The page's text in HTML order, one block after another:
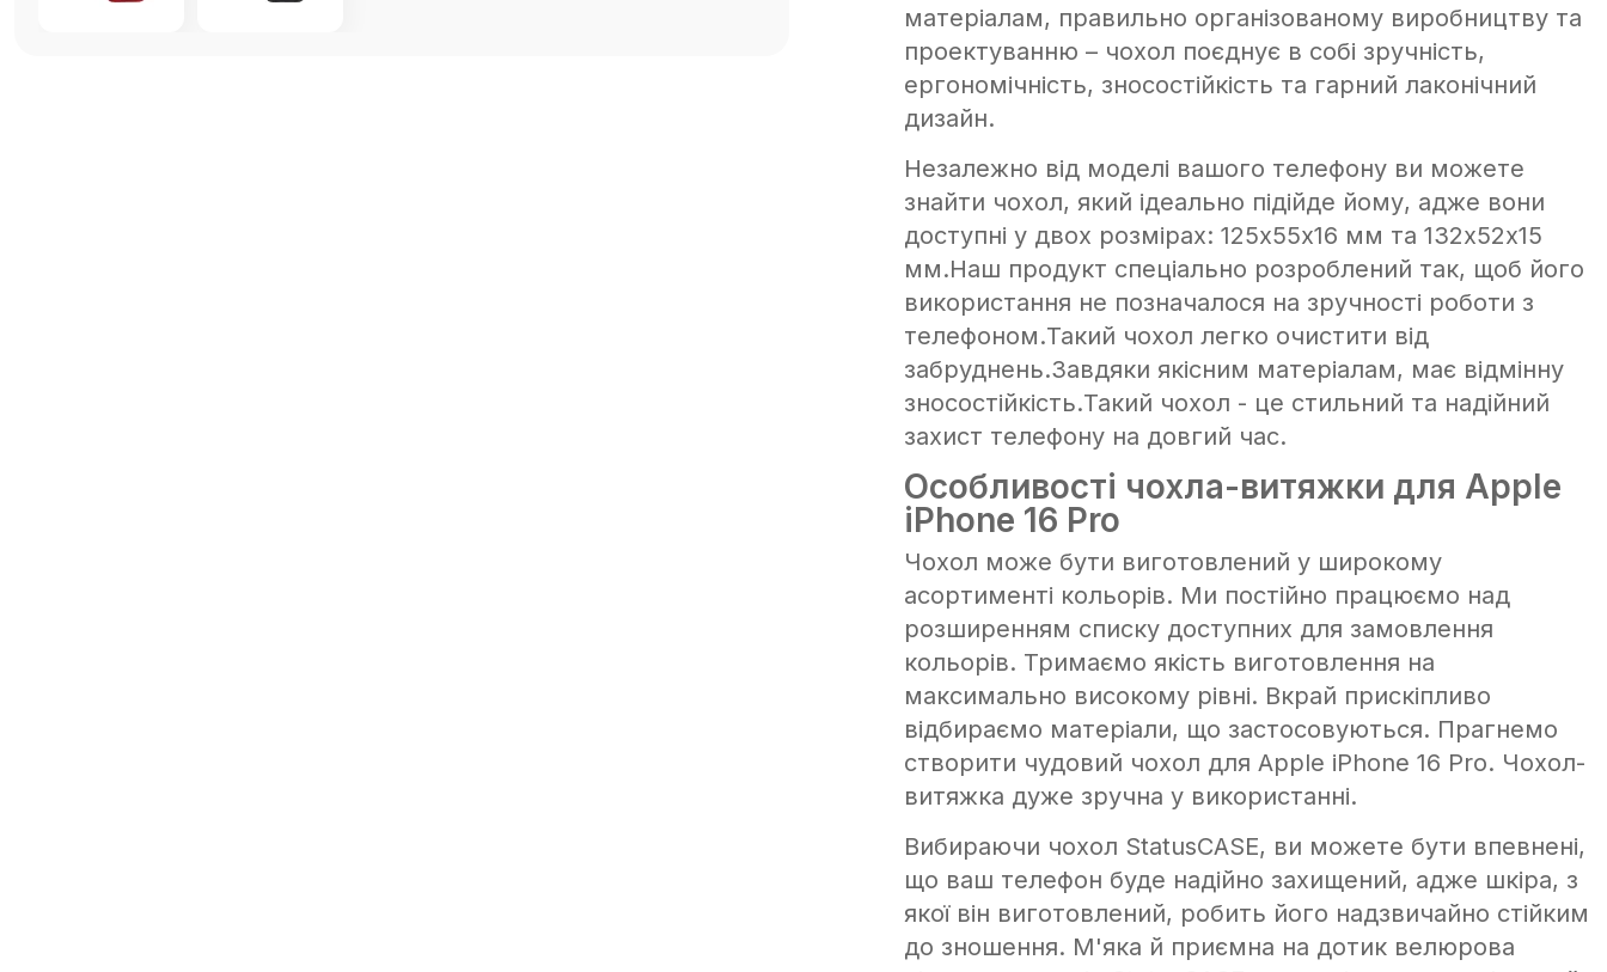
матеріалам, правильно організованому виробництву та
проектуванню – чохол поєднує в собі зручність,
ергономічність, зносостійкість та гарний лаконічний
дизайн.
Незалежно від моделі вашого телефону ви можете
знайти чохол, який ідеально підійде йому, адже вони
доступні у двох розмірах: 125х55х16 мм та 132х52х15
мм.Наш продукт спеціально розроблений так, щоб його
використання не позначалося на зручності роботи з
телефоном.Такий чохол легко очистити від
забруднень.Завдяки якісним матеріалам, має відмінну
зносостійкість.Такий чохол - це стильний та надійний
захист телефону на довгий час.
Особливості чохла-витяжки для Apple
iPhone 16 Pro
Чохол може бути виготовлений у широкому
асортименті кольорів. Ми постійно працюємо над
розширенням списку доступних для замовлення
кольорів. Тримаємо якість виготовлення на
максимально високому рівні. Вкрай прискіпливо
відбираємо матеріали, що застосовуються. Прагнемо
створити чудовий чохол для Apple iPhone 16 Pro. Чохол-
витяжка дуже зручна у використанні.
Вибираючи чохол StatusCASE, ви можете бути впевнені,
що ваш телефон буде надійно захищений, адже шкіра, з
якої він виготовлений, робить його надзвичайно стійким
до зношення. М'яка й приємна на дотик велюрова